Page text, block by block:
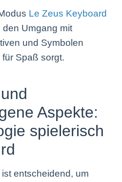
Le Zeus Keyboard
Umgang mit
und Symbolen
Spaß sorgt.
Aspekte:
spielerisch
entscheidend, um